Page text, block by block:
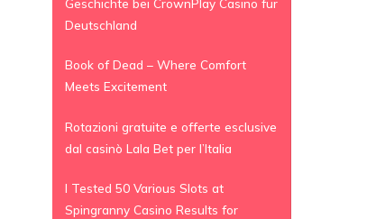
Geschichte bei CrownPlay Casino für
Deutschland
Book of Dead – Where Comfort
Meets Excitement
Rotazioni gratuite e offerte esclusive
dal casinò Lala Bet per l’Italia
I Tested 50 Various Slots at
Spingranny Casino Results for